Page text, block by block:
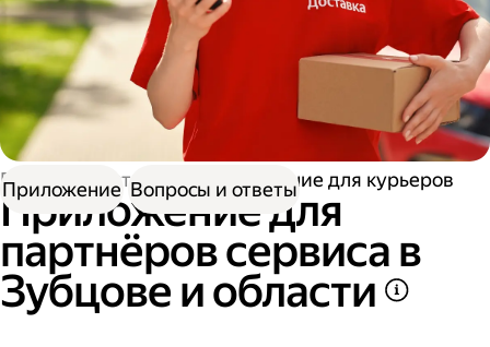
Работа в Доставке Приложение для курьеров
Приложение для
партнёров сервиса в
Зубцове и области
Приложение Вопросы и ответы